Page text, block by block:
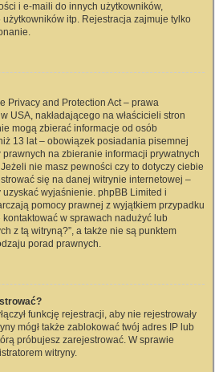
i e-maili do innych użytkowników,
itp. Rejestracja zajmuje tylko
Privacy and Protection Act – prawa
USA, nakładającego na właścicieli stron
mogą zbierać informacje od osób
13 lat – obowiązek posiadania pisemnej
na zbieranie informacji prywatnych
nie masz pewności czy to dotyczy ciebie
się na danej witrynie internetowej –
wyjaśnienie. phpBB Limited i
pomocy prawnej z wyjątkiem przypadku
w sprawach nadużyć lub
z tą witryną?”, a także nie są punktem
porad prawnych.
funkcję rejestracji, aby nie rejestrowały
mógł także zablokować twój adres IP lub
próbujesz zarejestrować. W sprawie
witryny.